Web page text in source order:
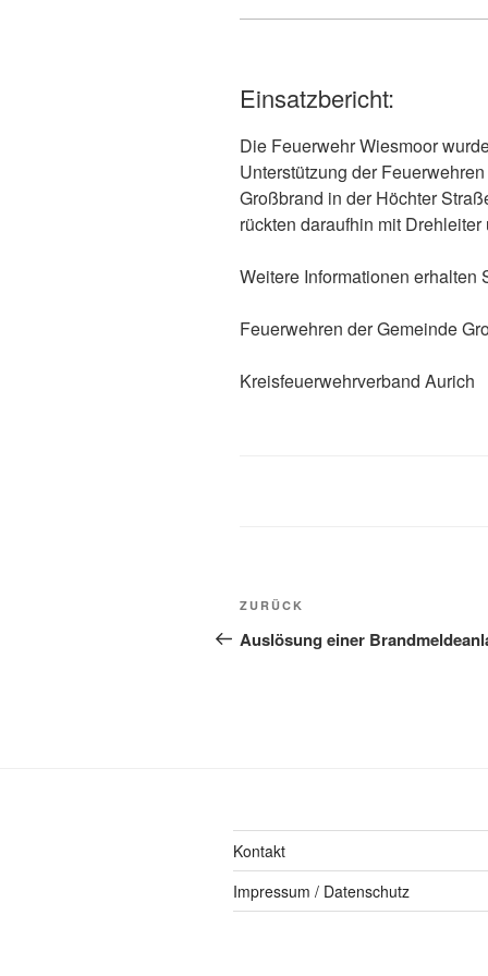
Einsatzbericht:
Die Feuerwehr Wiesmoor
Unterstützung der
Großbrand in der Höchter
rückten daraufhin mit
Weitere Informationen erhalten
Feuerwehren der Gemeinde
Kreisfeuerwehrverband Aurich
ZURÜCK
Auslösung einer
Kontakt
Impressum / Datenschutz